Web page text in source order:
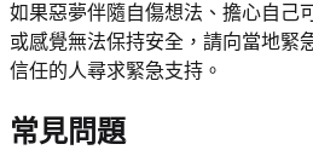
如果惡夢伴隨自傷想法、擔心自己
或感覺無法保持安全，請向當地緊
信任的人尋求緊急支持。
常見問題